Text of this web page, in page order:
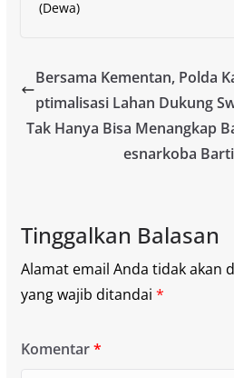
(Dewa)
Bersama Kementan, Polda
ptimalisasi Lahan Dukung
Tak Hanya Bisa Menangkap
esnarkoba
Tinggalkan Balasan
Alamat email Anda tidak akan
yang wajib ditandai *
Komentar*